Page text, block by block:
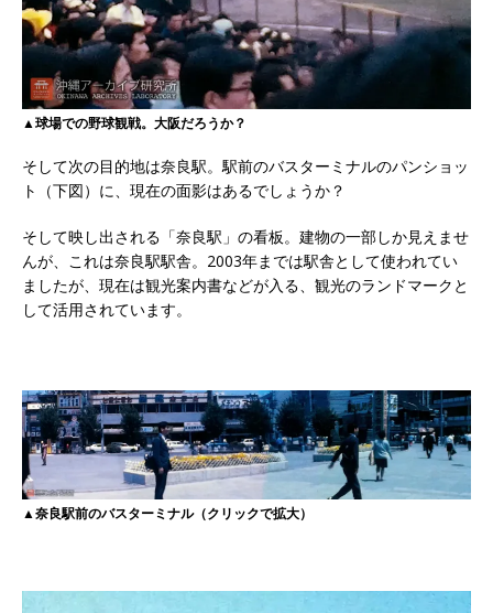
▲球場での野球観戦。大阪だろうか？
そして次の目的地は奈良駅。駅前のバスターミナルのパンショッ
ト（下図）に、現在の面影はあるでしょうか？
そして映し出される「奈良駅」の看板。建物の一部しか見えませ
んが、これは奈良駅駅舎。2003年までは駅舎として使われてい
ましたが、現在は観光案内書などが入る、観光のランドマークと
して活用されています。
▲奈良駅前のバスターミナル（クリックで拡大）